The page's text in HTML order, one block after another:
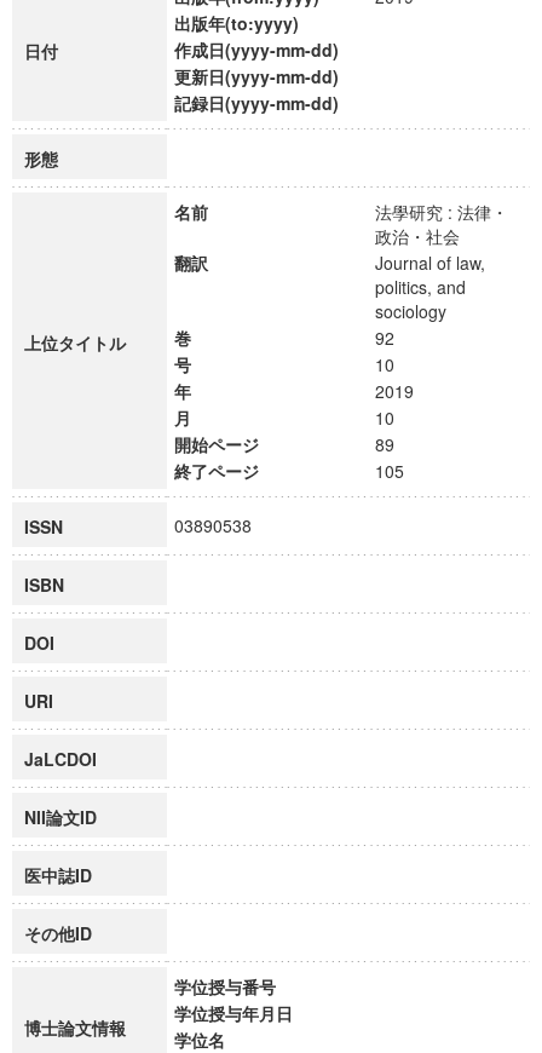
日付
出版年(to:yyyy)
作成日(yyyy-mm-dd)
更新日(yyyy-mm-dd)
記録日(yyyy-mm-dd)
形態
上位タイトル
名前
法學研究 : 法律・
政治・社会
翻訳
Journal of law,
politics, and
sociology
巻
92
号
10
年
2019
月
10
開始ページ
89
終了ページ
105
ISSN 03890538
ISBN
DOI
URI
JaLCDOI
NII論文ID
医中誌ID
その他ID
博士論文情報
学位授与番号
学位授与年月日
学位名